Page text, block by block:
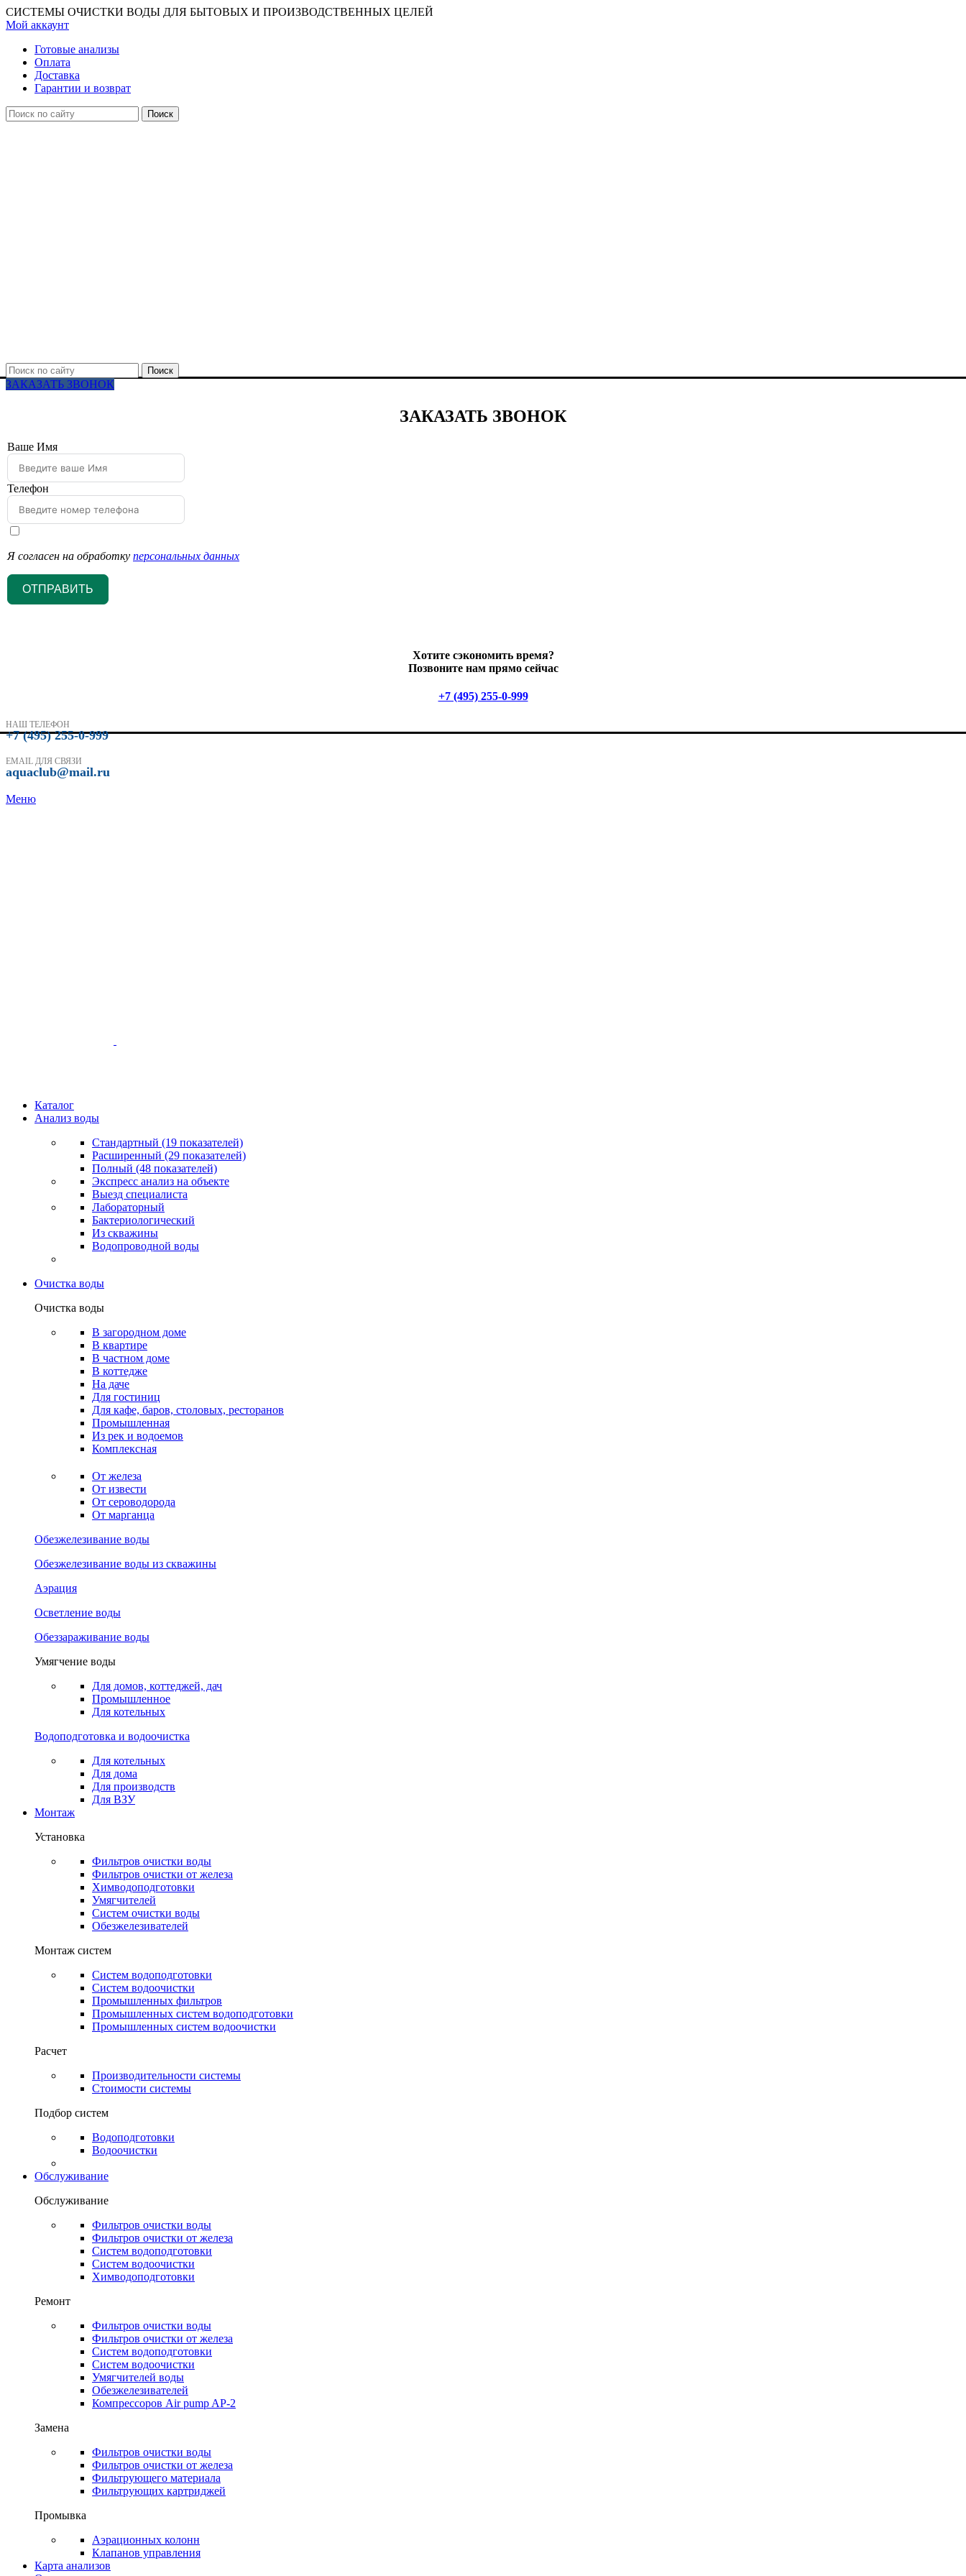
СИСТЕМЫ ОЧИСТКИ ВОДЫ ДЛЯ БЫТОВЫХ И ПРОИЗВОДСТВЕННЫХ ЦЕЛЕЙ
Мой аккаунт
Готовые анализы
Оплата
Доставка
Гарантии и возврат
Поиск
Поиск
ЗАКАЗАТЬ ЗВОНОК
ЗАКАЗАТЬ ЗВОНОК
Ваше Имя
Телефон
Я согласен на обработку персональных данных
ОТПРАВИТЬ
Хотите сэкономить время?
Позвоните нам прямо сейчас
+7 (495) 255-0-999
НАШ ТЕЛЕФОН
+7 (495) 255-0-999
EMAIL ДЛЯ СВЯЗИ
aquaclub@mail.ru
Меню
Каталог
Анализ воды
Стандартный (19 показателей)
Расширенный (29 показателей)
Полный (48 показателей)
Экспресс анализ на объекте
Выезд специалиста
Лабораторный
Бактериологический
Из скважины
Водопроводной воды
Очистка воды
Очистка воды
В загородном доме
В квартире
В частном доме
В коттедже
На даче
Для гостиниц
Для кафе, баров, столовых, ресторанов
Промышленная
Из рек и водоемов
Комплексная
От железа
От извести
От сероводорода
От марганца
Обезжелезивание воды
Обезжелезивание воды из скважины
Аэрация
Осветление воды
Обеззараживание воды
Умягчение воды
Для домов, коттеджей, дач
Промышленное
Для котельных
Водоподготовка и водоочистка
Для котельных
Для дома
Для производств
Для ВЗУ
Монтаж
Установка
Фильтров очистки воды
Фильтров очистки от железа
Химводоподготовки
Умягчителей
Систем очистки воды
Обезжелезивателей
Монтаж систем
Систем водоподготовки
Систем водоочистки
Промышленных фильтров
Промышленных систем водоподготовки
Промышленных систем водоочистки
Расчет
Производительности системы
Стоимости системы
Подбор систем
Водоподготовки
Водоочистки
Обслуживание
Обслуживание
Фильтров очистки воды
Фильтров очистки от железа
Систем водоподготовки
Систем водоочистки
Химводоподготовки
Ремонт
Фильтров очистки воды
Фильтров очистки от железа
Систем водоподготовки
Систем водоочистки
Умягчителей воды
Обезжелезивателей
Компрессоров Air pump AP-2
Замена
Фильтров очистки воды
Фильтров очистки от железа
Фильтрующего материала
Фильтрующих картриджей
Промывка
Аэрационных колонн
Клапанов управления
Карта анализов